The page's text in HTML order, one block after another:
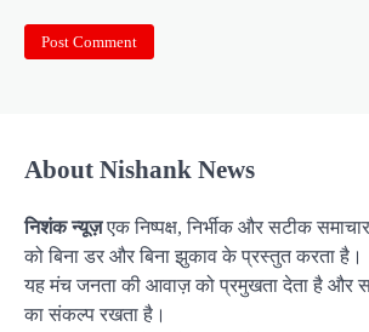
About Nishank News
निशंक न्यूज़एक निष्पक्ष, निर्भीक और सटीक
को बिना डर और बिना झुकाव के प्रस्तुत करता है।
यह मंच जनता की आवाज़ को प्रमुखता देता है और
का संकल्प रखता है।